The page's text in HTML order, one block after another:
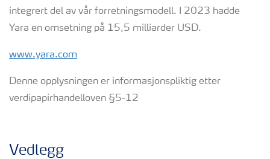
integrert del av vår forretningsmodell. I 2023 hadde
Yara en omsetning på 15,5 milliarder USD.
www.yara.com
Denne opplysningen er informasjonspliktig etter
verdipapirhandelloven §5-12
Vedlegg